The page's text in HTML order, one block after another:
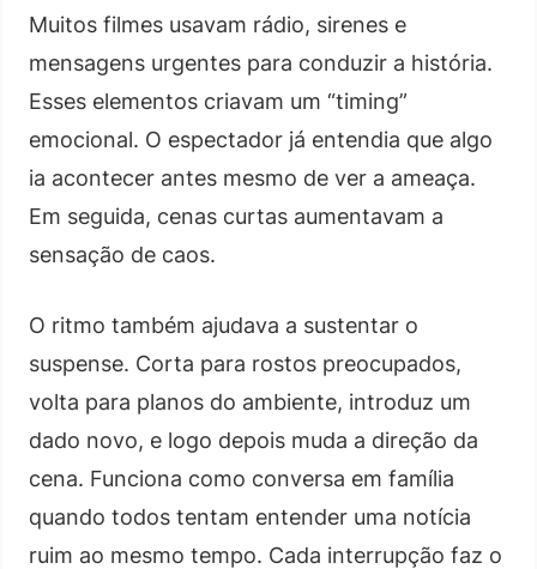
Muitos filmes usavam rádio, sirenes e
mensagens urgentes para conduzir a história.
Esses elementos criavam um “timing”
emocional. O espectador já entendia que algo
ia acontecer antes mesmo de ver a ameaça.
Em seguida, cenas curtas aumentavam a
sensação de caos.
O ritmo também ajudava a sustentar o
suspense. Corta para rostos preocupados,
volta para planos do ambiente, introduz um
dado novo, e logo depois muda a direção da
cena. Funciona como conversa em família
quando todos tentam entender uma notícia
ruim ao mesmo tempo. Cada interrupção faz o